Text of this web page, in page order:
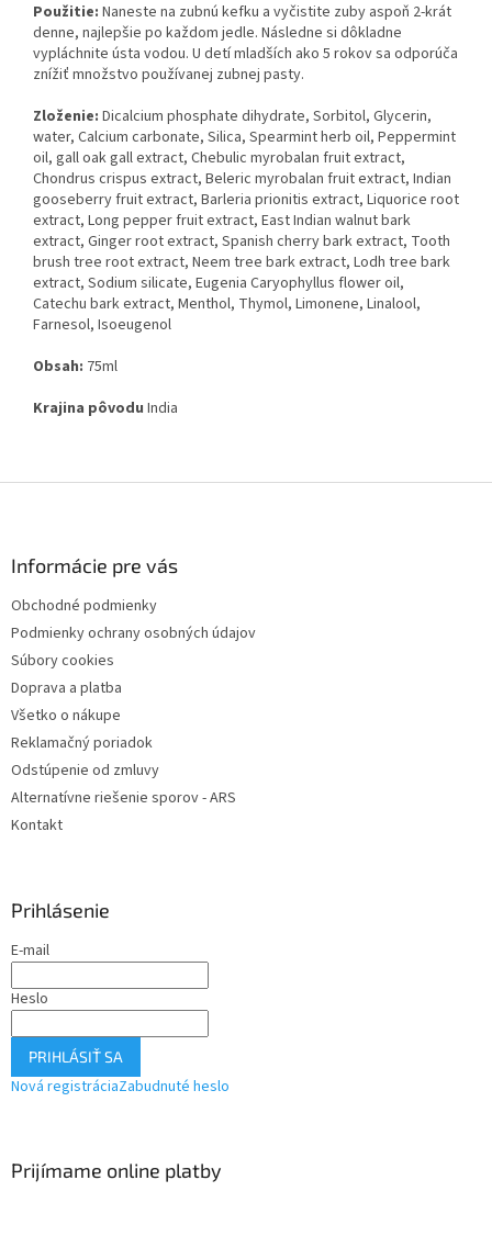
Použitie: Naneste na zubnú kefku a vyčistite zuby aspoň 2-krát
denne, najlepšie po každom jedle. Následne si dôkladne
vypláchnite ústa vodou. U detí mladších ako 5 rokov sa odporúča
znížiť množstvo používanej zubnej pasty.
Zloženie: Dicalcium phosphate dihydrate, Sorbitol, Glycerin,
water, Calcium carbonate, Silica, Spearmint herb oil, Peppermint
oil, gall oak gall extract, Chebulic myrobalan fruit extract,
Chondrus crispus extract, Beleric myrobalan fruit extract, Indian
gooseberry fruit extract, Barleria prionitis extract, Liquorice root
extract, Long pepper fruit extract, East Indian walnut bark
extract, Ginger root extract, Spanish cherry bark extract, Tooth
brush tree root extract, Neem tree bark extract, Lodh tree bark
extract, Sodium silicate, Eugenia Caryophyllus flower oil,
Catechu bark extract, Menthol, Thymol, Limonene, Linalool,
Farnesol, Isoeugenol
Obsah: 75ml
Krajina pôvodu India
Informácie pre vás
Obchodné podmienky
Podmienky ochrany osobných údajov
Súbory cookies
Doprava a platba
Všetko o nákupe
Reklamačný poriadok
Odstúpenie od zmluvy
Alternatívne riešenie sporov - ARS
Kontakt
Prihlásenie
E-mail
Heslo
PRIHLÁSIŤ SA
Nová registráciaZabudnuté heslo
Prijímame online platby